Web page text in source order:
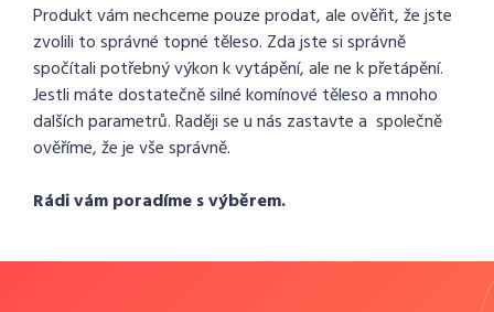
Produkt vám nechceme pouze prodat, ale ověřit, že jste
zvolili to správné topné těleso. Zda jste si správně
spočítali potřebný výkon k vytápění, ale ne k přetápění.
Jestli máte dostatečně silné komínové těleso a mnoho
dalších parametrů. Raději se u nás zastavte a společně
ověříme, že je vše správně.
Rádi vám poradíme s výběrem.